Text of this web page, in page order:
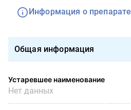
Информация о препарате
Общая информация
Устаревшее наименование
Нет данных